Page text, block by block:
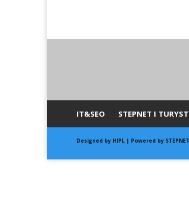
IT&SEO STEPNET I
Designed by HIPL | Powered by STEPNET